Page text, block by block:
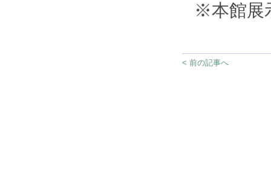
※本館展
< 前の記事へ